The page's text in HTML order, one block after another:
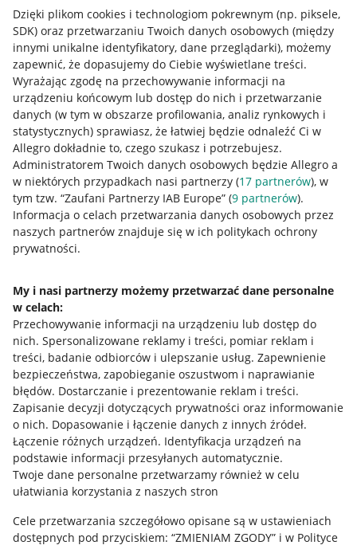
Dzięki plikom cookies i technologiom pokrewnym (np. piksele,
SDK) oraz przetwarzaniu Twoich danych osobowych (między
innymi unikalne identyfikatory, dane przeglądarki), możemy
zapewnić, że dopasujemy do Ciebie wyświetlane treści.
Wyrażając zgodę na przechowywanie informacji na
urządzeniu końcowym lub dostęp do nich i przetwarzanie
danych (w tym w obszarze profilowania, analiz rynkowych i
statystycznych) sprawiasz, że łatwiej będzie odnaleźć Ci w
Allegro dokładnie to, czego szukasz i potrzebujesz.
Administratorem Twoich danych osobowych będzie Allegro a
w niektórych przypadkach nasi partnerzy (17 partnerów), w
tym tzw. “Zaufani Partnerzy IAB Europe” (9 partnerów).
Informacja o celach przetwarzania danych osobowych przez
naszych partnerów znajduje się w ich politykach ochrony
prywatności.
My i nasi partnerzy możemy przetwarzać dane personalne
w celach:
Przechowywanie informacji na urządzeniu lub dostęp do
nich. Spersonalizowane reklamy i treści, pomiar reklam i
treści, badanie odbiorców i ulepszanie usług. Zapewnienie
bezpieczeństwa, zapobieganie oszustwom i naprawianie
błędów. Dostarczanie i prezentowanie reklam i treści.
Zapisanie decyzji dotyczących prywatności oraz informowanie
o nich. Dopasowanie i łączenie danych z innych źródeł.
Łączenie różnych urządzeń. Identyfikacja urządzeń na
podstawie informacji przesyłanych automatycznie.
Twoje dane personalne przetwarzamy również w celu
ułatwiania korzystania z naszych stron
Cele przetwarzania szczegółowo opisane są w ustawieniach
dostępnych pod przyciskiem: “ZMIENIAM ZGODY” i w Polityce
Przydatne informacje
Jak to działa
Allegro Gadane dla sprzedających
Allegro Gadane dla kupujących
Mapa miejscowości
Informacje prawne
Regulamin
Polityka plików "cookies"
Ustawienia plików "cookies"
Udostępnianie lokalizacji